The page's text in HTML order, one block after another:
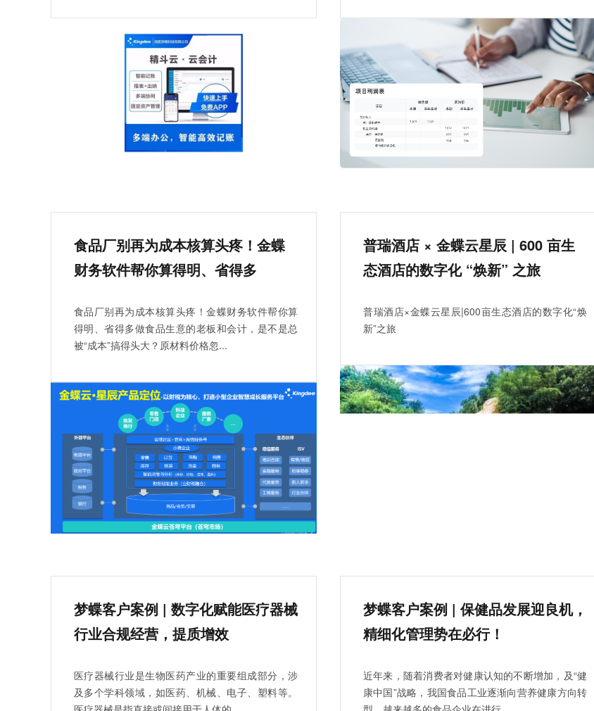
食品厂别再为成本核算头疼！金蝶
财务软件帮你算得明、省得多
食品厂别再为成本核算头疼！金蝶财务软件帮你算
得明、省得多做食品生意的老板和会计，是不是总
被“成本”搞得头大？原材料价格忽...
普瑞酒店 × 金蝶云星辰 | 600 亩生
态酒店的数字化 “焕新” 之旅
普瑞酒店×金蝶云星辰|600亩生态酒店的数字化“焕
新”之旅
梦蝶客户案例 | 数字化赋能医疗器械
行业合规经营，提质增效
医疗器械行业是生物医药产业的重要组成部分，涉
及多个学科领域，如医药、机械、电子、塑料等。
梦蝶客户案例 | 保健品发展迎良机，
精细化管理势在必行！
近年来，随着消费者对健康认知的不断增加，及“健
康中国”战略，我国食品工业逐渐向营养健康方向转